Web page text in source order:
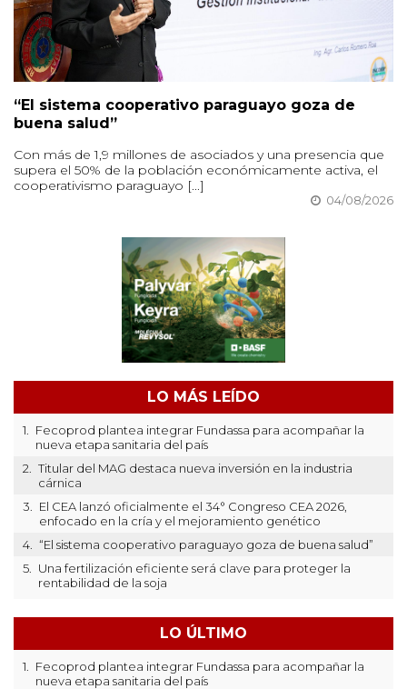
“El sistema cooperativo paraguayo goza de
buena salud”
Con más de 1,9 millones de asociados y una presencia que
supera el 50% de la población económicamente activa, el
cooperativismo paraguayo [...]
04/08/2026
LO MÁS LEÍDO
1.
Fecoprod plantea integrar Fundassa para acompañar la
nueva etapa sanitaria del país
2.
Titular del MAG destaca nueva inversión en la industria
cárnica
3.
El CEA lanzó oficialmente el 34° Congreso CEA 2026,
enfocado en la cría y el mejoramiento genético
4.
“El sistema cooperativo paraguayo goza de buena salud”
5.
Una fertilización eficiente será clave para proteger la
rentabilidad de la soja
LO ÚLTIMO
1.
Fecoprod plantea integrar Fundassa para acompañar la
nueva etapa sanitaria del país